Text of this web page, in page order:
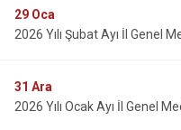
29 Oca
2026 Yılı Şubat Ayı İl Genel
31 Ara
2026 Yılı Ocak Ayı İl Genel